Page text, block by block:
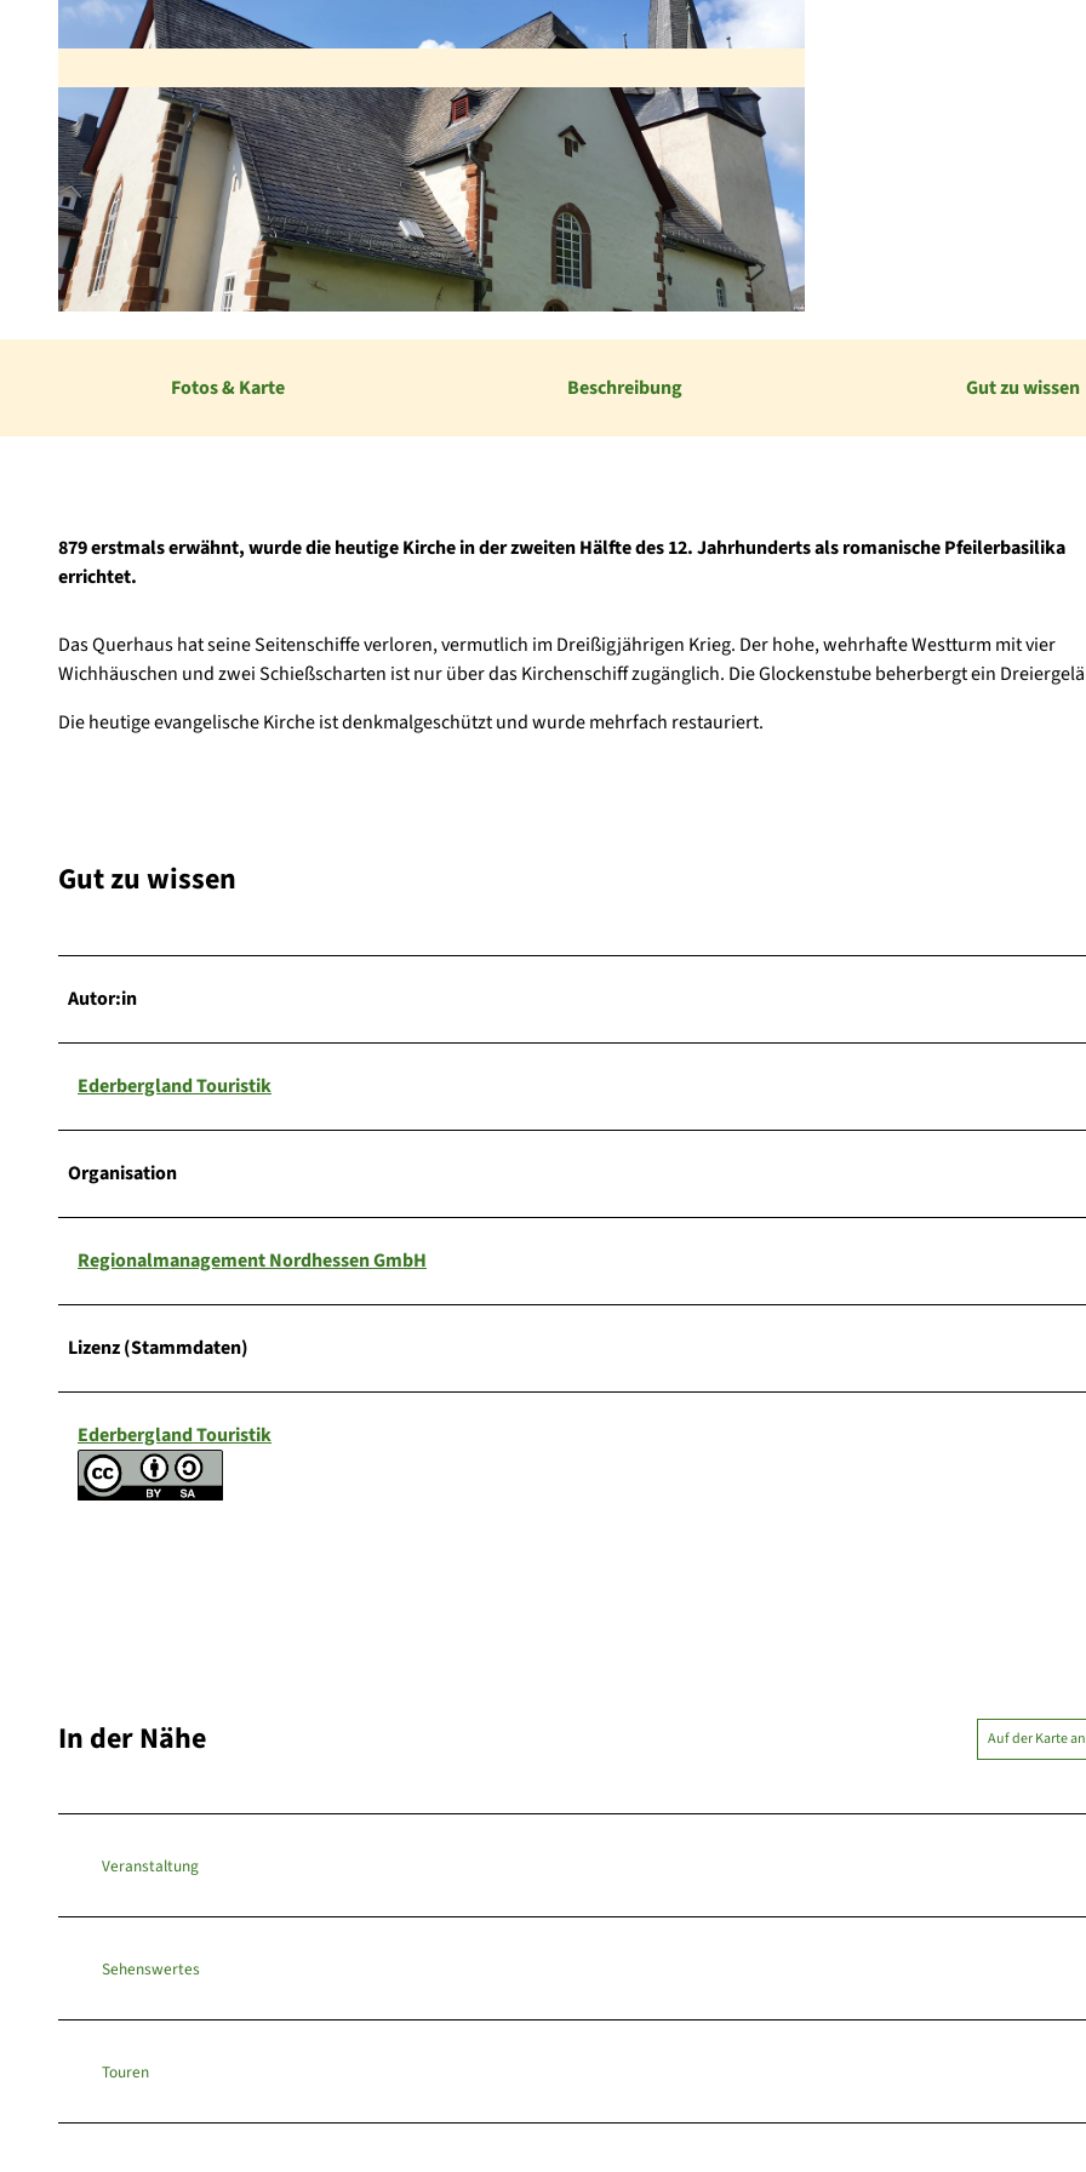
Fotos & Karte Beschreibung Gut zu wissen
879 erstmals erwähnt, wurde die heutige Kirche in der zweiten Hälfte des 12. Jahrhunderts als romanische Pfeilerbasilika
errichtet.
Das Querhaus hat seine Seitenschiffe verloren, vermutlich im Dreißigjährigen Krieg. Der hohe, wehrhafte Westturm mit vier
Wichhäuschen und zwei Schießscharten ist nur über das Kirchenschiff zugänglich. Die Glockenstube beherbergt ein
Die heutige evangelische Kirche ist denkmalgeschützt und wurde mehrfach restauriert.
Gut zu wissen
Autor:in
Ederbergland Touristik
Organisation
Regionalmanagement Nordhessen GmbH
Lizenz (Stammdaten)
Ederbergland Touristik
In der Nähe Auf der Karte
Veranstaltung
Sehenswertes
Touren